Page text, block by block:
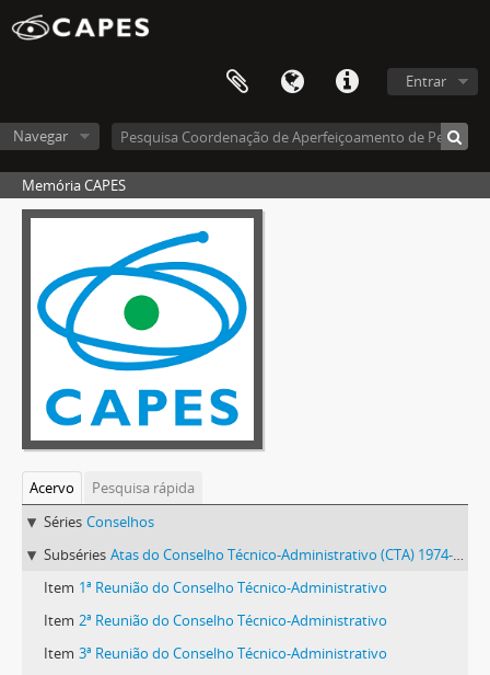
Entrar
Navegar
Memória CAPES
Acervo
Pesquisa rápida
Séries Conselhos
Subséries Atas do Conselho Técnico-Administrativo (CTA) 1974-1981
Item 1ª Reunião do Conselho Técnico-Administrativo
Item 2ª Reunião do Conselho Técnico-Administrativo
Item 3ª Reunião do Conselho Técnico-Administrativo